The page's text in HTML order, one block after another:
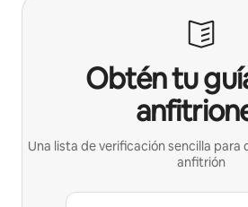
Obtén tu
Una lista de verificación sencilla para
anfitrión